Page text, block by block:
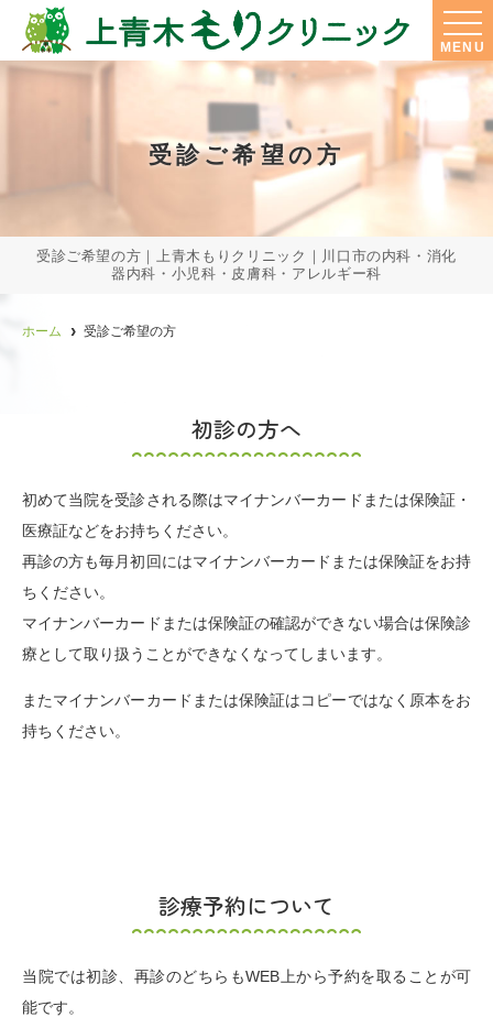
MENU
受診ご希望の方
受診ご希望の方｜上青木もりクリニック｜川口市の内科・消化
器内科・小児科・皮膚科・アレルギー科
ホーム 受診ご希望の方
初診の方へ
初めて当院を受診される際はマイナンバーカードまたは保険証・
医療証などをお持ちください。
再診の方も毎月初回にはマイナンバーカードまたは保険証をお持
ちください。
マイナンバーカードまたは保険証の確認ができない場合は保険診
療として取り扱うことができなくなってしまいます。
またマイナンバーカードまたは保険証はコピーではなく原本をお
持ちください。
診療予約について
当院では初診、再診のどちらもWEB上から予約を取ることが可
能です。